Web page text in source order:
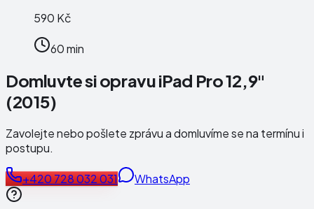
590 Kč
60 min
Domluvte si opravu iPad Pro 12,9"
(2015)
Zavolejte nebo pošlete zprávu a domluvíme se na termínu i
postupu.
+420 728 032 031 WhatsApp